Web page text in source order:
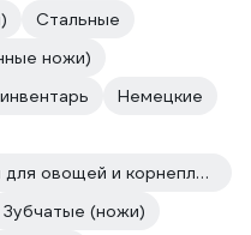
Стальные
ножи)
Немецкие
Из нержавеющей стали (ножи для овощей и корнеплодов)
Зубчатые (ножи)